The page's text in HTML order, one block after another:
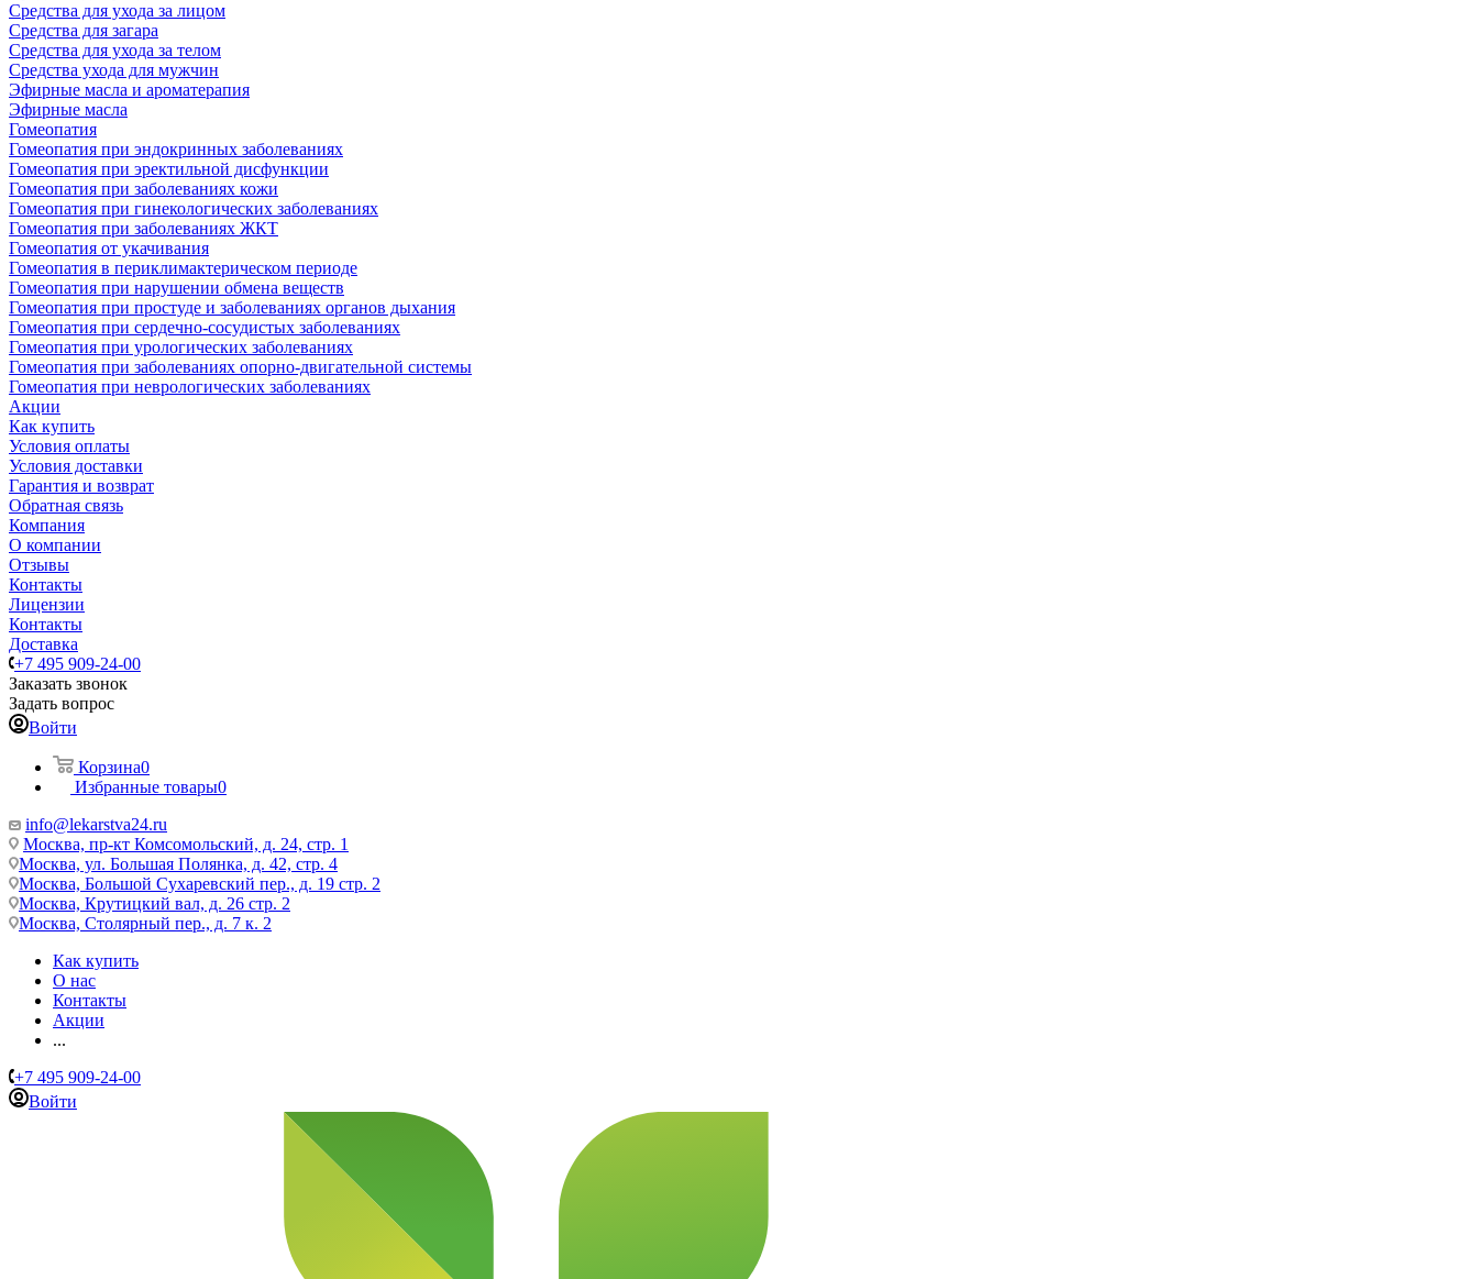
Средства для ухода за лицом
Средства для загара
Средства для ухода за телом
Средства ухода для мужчин
Эфирные масла и ароматерапия
Эфирные масла
Гомеопатия
Гомеопатия при эндокринных заболеваниях
Гомеопатия при эректильной дисфункции
Гомеопатия при заболеваниях кожи
Гомеопатия при гинекологических заболеваниях
Гомеопатия при заболеваниях ЖКТ
Гомеопатия от укачивания
Гомеопатия в периклимактерическом периоде
Гомеопатия при нарушении обмена веществ
Гомеопатия при простуде и заболеваниях органов дыхания
Гомеопатия при сердечно-сосудистых заболеваниях
Гомеопатия при урологических заболеваниях
Гомеопатия при заболеваниях опорно-двигательной системы
Гомеопатия при неврологических заболеваниях
Акции
Как купить
Условия оплаты
Условия доставки
Гарантия и возврат
Обратная связь
Компания
О компании
Отзывы
Контакты
Лицензии
Контакты
Доставка
+7 495 909-24-00
Заказать звонок
Задать вопрос
Войти
Корзина0
Избранные товары0
info@lekarstva24.ru
Москва, пр-кт Комсомольский, д. 24, стр. 1
Москва, ул. Большая Полянка, д. 42, стр. 4
Москва, Большой Сухаревский пер., д. 19 стр. 2
Москва, Крутицкий вал, д. 26 стр. 2
Москва, Столярный пер., д. 7 к. 2
Как купить
О нас
Контакты
Акции
...
+7 495 909-24-00
Войти